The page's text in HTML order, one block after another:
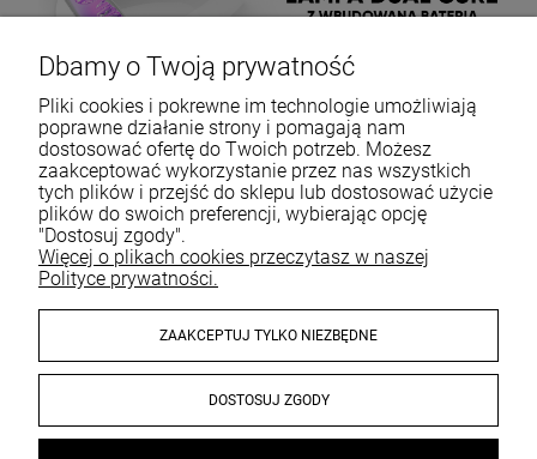
© 2026 sklep.mollonpro.com. Wszelkie prawa zastrzeżone.
Dbamy o Twoją prywatność
Pliki cookies i pokrewne im technologie umożliwiają
poprawne działanie strony i pomagają nam
dostosować ofertę do Twoich potrzeb. Możesz
zaakceptować wykorzystanie przez nas wszystkich
tych plików i przejść do sklepu lub dostosować użycie
plików do swoich preferencji, wybierając opcję
"Dostosuj zgody".
Więcej o plikach cookies przeczytasz w naszej
Polityce prywatności.
ZAAKCEPTUJ TYLKO NIEZBĘDNE
DOSTOSUJ ZGODY